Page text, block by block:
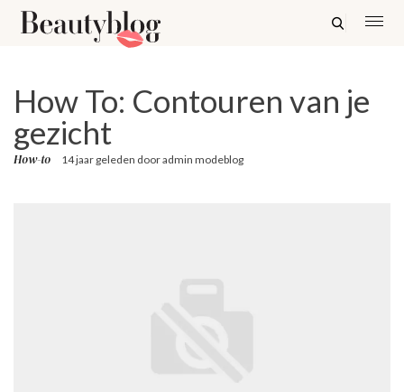
How To: Contouren van je
gezicht
How-to 14 jaar geleden dooradmin modeblog